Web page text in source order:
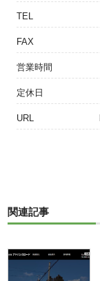
TEL
FAX
営業時間
定休日
URL
関連記事